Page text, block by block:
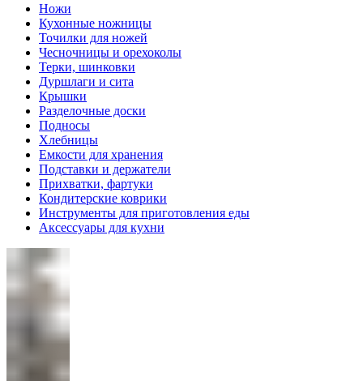
Ножи
Кухонные ножницы
Точилки для ножей
Чесночницы и орехоколы
Терки, шинковки
Дуршлаги и сита
Крышки
Разделочные доски
Подносы
Хлебницы
Емкости для хранения
Подставки и держатели
Прихватки, фартуки
Кондитерские коврики
Инструменты для приготовления еды
Аксессуары для кухни